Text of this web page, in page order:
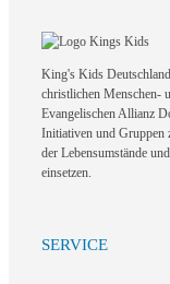
King's Kids
christlichen Menschen-
Evangelischen Allianz
Initiativen und Gruppen
der Lebensumstände
einsetzen.
SERVICE